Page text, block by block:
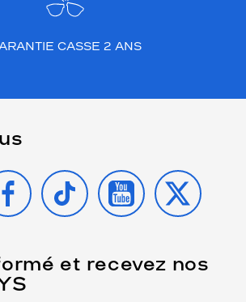
CASSE 2 ANS
TIKTOK YOUTUBE
X
et recevez nos